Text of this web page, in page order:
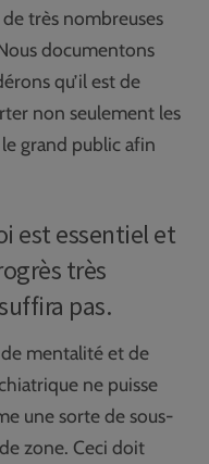
très nombreuses
documentons
qu’il est de
non seulement les
grand public afin
est essentiel et
très
pas.
mentalité et de
ne puisse
une sorte de sous-
zone. Ceci doit